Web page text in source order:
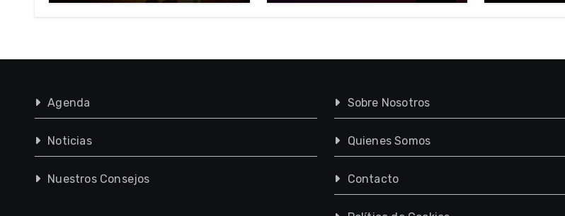
Agenda
Noticias
Nuestros Consejos
Sobre Nosotros
Quienes Somos
Contacto